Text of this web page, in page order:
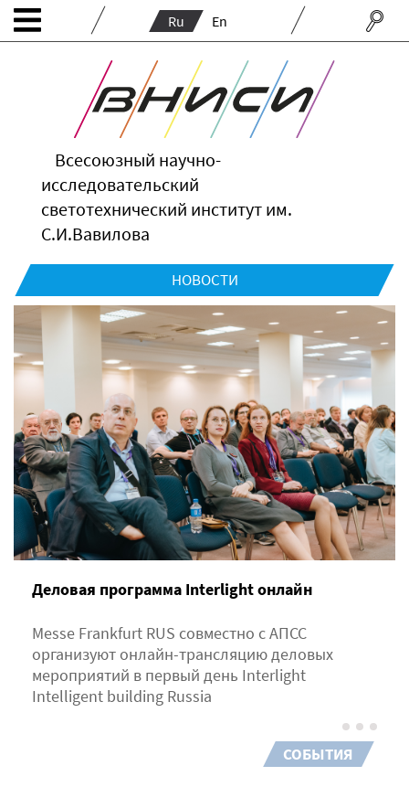
Ru En
Всесоюзный научно-
исследовательский
светотехнический институт им.
С.И.Вавилова
НОВОСТИ
Деловая программа Interlight онлайн
Messe Frankfurt RUS совместно с АПСС
организуют онлайн-трансляцию деловых
мероприятий в первый день Interlight
Intelligent building Russia
СОБЫТИЯ